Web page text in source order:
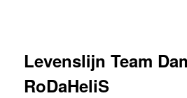
inhoudLevenslijn Team
RoDaHeliS